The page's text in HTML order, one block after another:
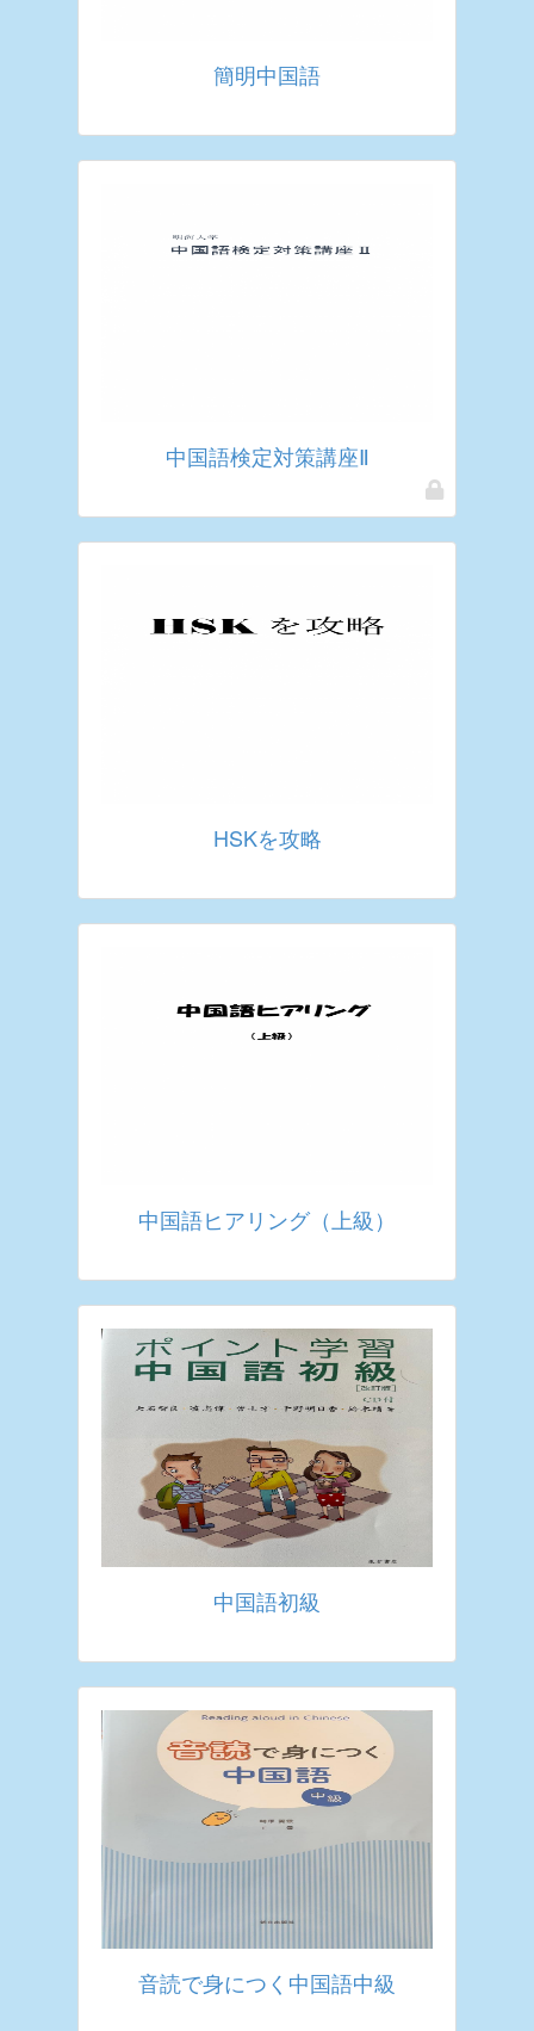
簡明中国語
中国語検定対策講座Ⅱ
HSKを攻略
中国語ヒアリング（上級）
中国語初級
音読で身につく中国語中級